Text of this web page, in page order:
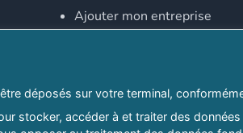
Ajouter mon entreprise
Explorer par secteurs
Explorer par willayas
déposés sur votre terminal,
stocker, accéder à et traiter des